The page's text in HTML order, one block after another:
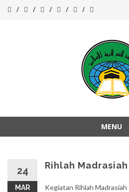
MENU
24
MAR
Rihlah
Kegiatan Rihlah